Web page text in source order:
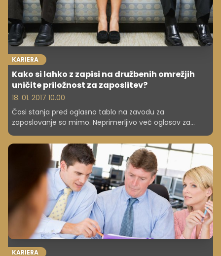
KARIERA
Kako si lahko z zapisi na družbenih omrežjih
uničite priložnost za zaposlitev?
18. 01. 2017 10.00
Časi stanja pred oglasno tablo na zavodu za
zaposlovanje so mimo. Neprimerljivo več oglasov za
omrežjih. Zelo pomembno je, da ste del spleta, morate
pa tudi vedeti, da delodajalci radi "vohunijo" za kandidati.
Kako lahko izkoristite profile na družbenih omrežjih in
kadrovike prepričate, da ste prav vi pravi za zaposlitev?
KARIERA